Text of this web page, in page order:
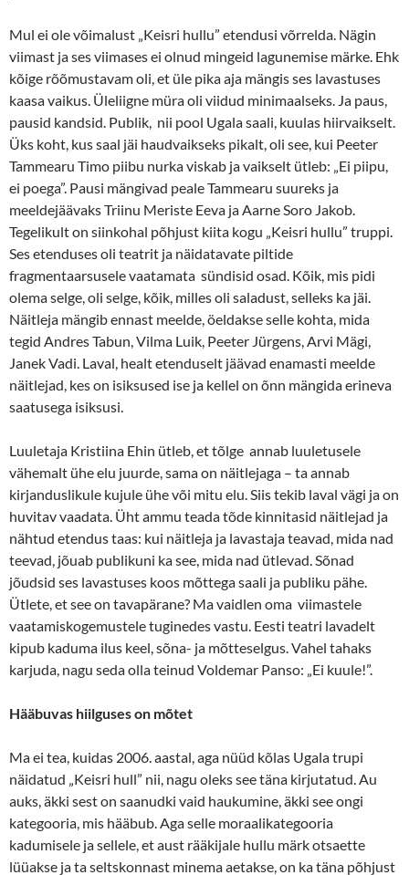
Mul ei ole võimalust „Keisri hullu” etendusi võrrelda. Nägin
viimast ja ses viimases ei olnud mingeid lagunemise märke. Ehk
kõige rõõmustavam oli, et üle pika aja mängis ses lavastuses
kaasa vaikus. Üleliigne müra oli viidud minimaalseks. Ja paus,
pausid kandsid. Publik, nii pool Ugala saali, kuulas hiirvaikselt.
Üks koht, kus saal jäi haudvaikseks pikalt, oli see, kui Peeter
Tammearu Timo piibu nurka viskab ja vaikselt ütleb: „Ei piipu,
ei poega”. Pausi mängivad peale Tammearu suureks ja
meeldejäävaks Triinu Meriste Eeva ja Aarne Soro Jakob.
Tegelikult on siinkohal põhjust kiita kogu „Keisri hullu” truppi.
Ses etenduses oli teatrit ja näidatavate piltide
fragmentaarsusele vaatamata sündisid osad. Kõik, mis pidi
olema selge, oli selge, kõik, milles oli saladust, selleks ka jäi.
Näitleja mängib ennast meelde, öeldakse selle kohta, mida
tegid Andres Tabun, Vilma Luik, Peeter Jürgens, Arvi Mägi,
Janek Vadi. Laval, healt etenduselt jäävad enamasti meelde
näitlejad, kes on isiksused ise ja kellel on õnn mängida erineva
saatusega isiksusi.
Luuletaja Kristiina Ehin ütleb, et tõlge annab luuletusele
vähemalt ühe elu juurde, sama on näitlejaga – ta annab
kirjanduslikule kujule ühe või mitu elu. Siis tekib laval vägi ja on
huvitav vaadata. Üht ammu teada tõde kinnitasid näitlejad ja
nähtud etendus taas: kui näitleja ja lavastaja teavad, mida nad
teevad, jõuab publikuni ka see, mida nad ütlevad. Sõnad
jõudsid ses lavastuses koos mõttega saali ja publiku pähe.
Ütlete, et see on tavapärane? Ma vaidlen oma viimastele
vaatamiskogemustele tuginedes vastu. Eesti teatri lavadelt
kipub kaduma ilus keel, sõna- ja mõtteselgus. Vahel tahaks
karjuda, nagu seda olla teinud Voldemar Panso: „Ei kuule!”.
Hääbuvas hiilguses on mõtet
Ma ei tea, kuidas 2006. aastal, aga nüüd kõlas Ugala trupi
näidatud „Keisri hull” nii, nagu oleks see täna kirjutatud. Au
auks, äkki sest on saanudki vaid haukumine, äkki see ongi
kategooria, mis hääbub. Aga selle moraalikategooria
kadumisele ja sellele, et aust rääkijale hullu märk otsaette
lüüakse ja ta seltskonnast minema aetakse, on ka täna põhjust